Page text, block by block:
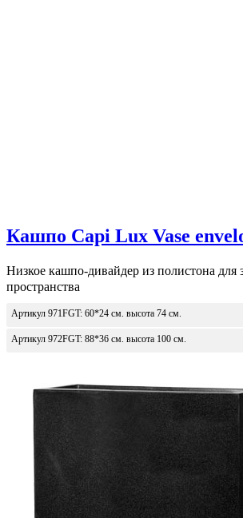
Кашпо Capi Lux Vase
Низкое кашпо-дивайдер из полистона для
пространства
Артикул 971FGT: 60*24 см. высота 74 см.
Артикул 972FGT: 88*36 см. высота 100 см.